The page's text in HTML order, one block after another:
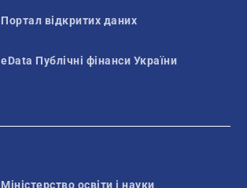
Портал відкритих даних
eData Публічні фінанси України
Міністерство освіти і науки